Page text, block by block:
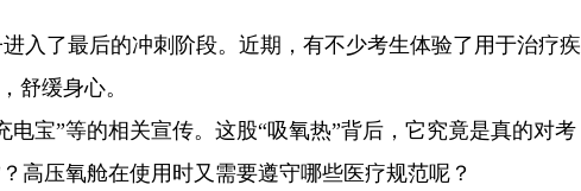
入了最后的冲刺阶段。近期，有不少考生体验了用于治疗疾
舒缓身心。
宝”等的相关宣传。这股“吸氧热”背后，它究竟是真的对考
高压氧舱在使用时又需要遵守哪些医疗规范呢？